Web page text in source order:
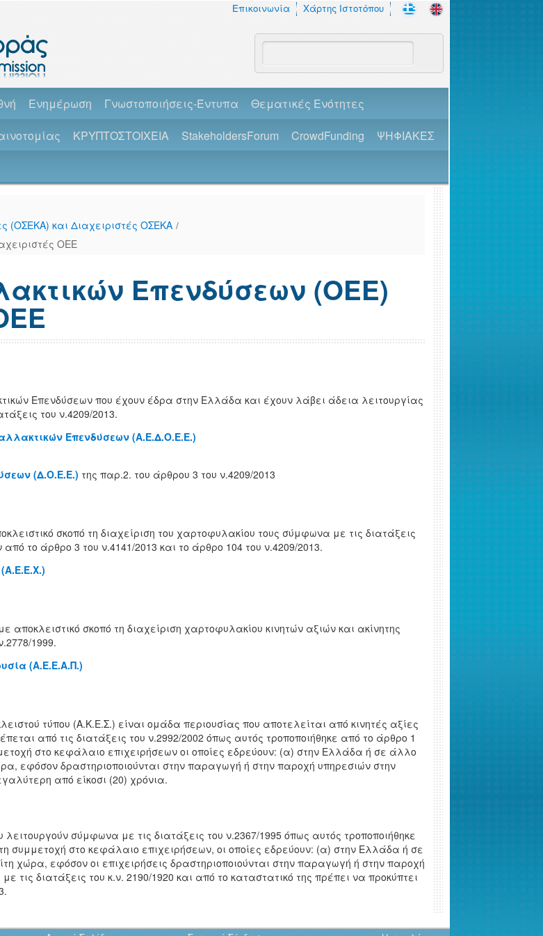
Επικοινωνία Χάρτης Ιστοτόπου
Ενημέρωση Γνωστοποιήσεις-Έντυπα
Θεματικές Ενότητες
ΚΡΥΠΤΟΣΤΟΙΧΕΙΑ StakeholdersForum CrowdFunding
ΨΗΦΙΑΚΕΣ
(ΟΣΕΚΑ) και Διαχειριστές ΟΣΕΚΑ /
ΟΕΕ
Επενδύσεων (ΟΕΕ)
Επενδύσεων που έχουν έδρα στην Ελλάδα και έχουν λάβει άδεια λειτουργίας
του ν.4209/2013.
Επενδύσεων (Α.Ε.Δ.Ο.Ε.Ε.)
(Δ.Ο.Ε.Ε.) της παρ.2. του άρθρου 3 του ν.4209/2013
σκοπό τη διαχείριση του χαρτοφυλακίου τους σύμφωνα με τις διατάξεις
το άρθρο 3 του ν.4141/2013 και το άρθρο 104 του ν.4209/2013.
σκοπό τη διαχείριση χαρτοφυλακίου κινητών αξιών και ακίνητης
1999.
(Α.Ε.Ε.Α.Π.)
τύπου (Α.Κ.Ε.Σ.) είναι ομάδα περιουσίας που αποτελείται από κινητές αξίες
από τις διατάξεις του ν.2992/2002 όπως αυτός τροποποιήθηκε από το άρθρο 1
στο κεφάλαιο επιχειρήσεων οι οποίες εδρεύουν: (α) στην Ελλάδα ή σε άλλο
εφόσον δραστηριοποιούνται στην παραγωγή ή στην παροχή υπηρεσιών στην
από είκοσι (20) χρόνια.
σύμφωνα με τις διατάξεις του ν.2367/1995 όπως αυτός τροποποιήθηκε
συμμετοχή στο κεφάλαιο επιχειρήσεων, οι οποίες εδρεύουν: (α) στην Ελλάδα ή σε
χώρα, εφόσον οι επιχειρήσεις δραστηριοποιούνται στην παραγωγή ή στην παροχή
διατάξεις του κ.ν. 2190/1920 και από το καταστατικό της πρέπει να προκύπτει